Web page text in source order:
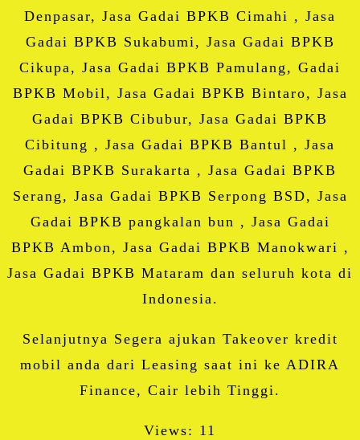
Denpasar, Jasa Gadai BPKB Cimahi , Jasa
Gadai BPKB Sukabumi, Jasa Gadai BPKB
Cikupa, Jasa Gadai BPKB Pamulang, Gadai
BPKB Mobil, Jasa Gadai BPKB Bintaro, Jasa
Gadai BPKB Cibubur, Jasa Gadai BPKB
Cibitung , Jasa Gadai BPKB Bantul , Jasa
Gadai BPKB Surakarta , Jasa Gadai BPKB
Serang, Jasa Gadai BPKB Serpong BSD, Jasa
Gadai BPKB pangkalan bun , Jasa Gadai
BPKB Ambon, Jasa Gadai BPKB Manokwari ,
Jasa Gadai BPKB Mataram dan seluruh kota di
Indonesia.
Selanjutnya Segera ajukan Takeover kredit
mobil anda dari Leasing saat ini ke ADIRA
Finance, Cair lebih Tinggi.
Views: 11